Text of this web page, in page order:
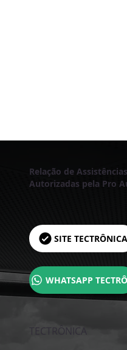
Relação de
Autorizadas pela Pro
SITE TECTRÔNICA
TECTRÔNICA